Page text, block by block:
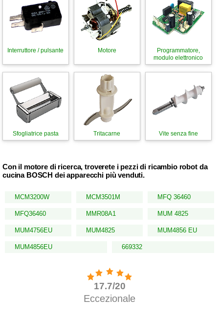
Interruttore / pulsante Motore
Programmatore,
modulo elettronico
Sfogliatrice pasta Tritacarne Vite senza fine
Con il motore di ricerca, troverete i pezzi di ricambio robot da
cucina BOSCH dei apparecchi più venduti.
MCM3200W MCM3501M MFQ 36460
MFQ36460 MMR08A1 MUM 4825
MUM4756EU MUM4825 MUM4856 EU
MUM4856EU 669332